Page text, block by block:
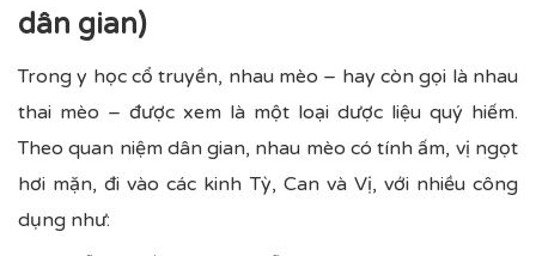
dân gian)
Trong y học cổ truyền, nhau mèo – hay còn gọi là nhau
thai mèo – được xem là một loại dược liệu quý hiếm.
Theo quan niệm dân gian, nhau mèo có tính ấm, vị ngọt
hơi mặn, đi vào các kinh Tỳ, Can và Vị, với nhiều công
dụng như: